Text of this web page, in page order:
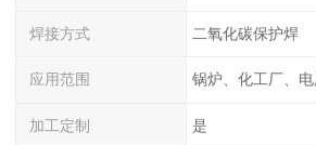
焊接方式 二氧化碳保护焊
应用范围 锅炉、化工厂、
加工定制 是